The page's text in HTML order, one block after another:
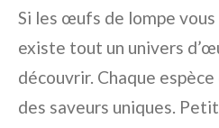
Si les œufs de lompe vous
existe tout un univers
découvrir. Chaque
des saveurs uniques.